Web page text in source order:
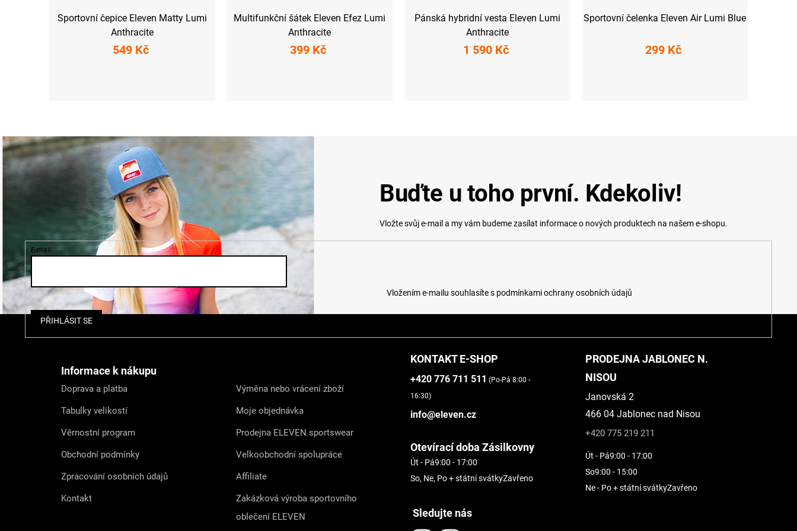
Sportovní čepice Eleven Matty Lumi
Anthracite
549 Kč
Multifunkční šátek Eleven Efez Lumi
Anthracite
399 Kč
Pánská hybridní vesta Eleven Lumi
Anthracite
1 590 Kč
Sportovní čelenka Eleven Air Lumi Blue
299 Kč
Buďte u toho první. Kdekoliv!
Vložte svůj e-mail a my vám budeme zasílat informace o nových produktech na našem e-shopu.
E-mail
Vložením e-mailu souhlasíte s podmínkami ochrany osobních údajů
PŘIHLÁSIT SE
Informace k nákupu
Doprava a platba
Tabulky velikostí
Věrnostní program
Obchodní podmínky
Zpracování osobních údajů
Kontakt
Výměna nebo vrácení zboží
Moje objednávka
Prodejna ELEVEN sportswear
Velkoobchodní spolupráce
Affiliate
Zakázková výroba sportovního
oblečení ELEVEN
KONTAKT E-SHOP
+420 776 711 511 (Po-Pá 8:00 -
16:30)
info@eleven.cz
Otevírací doba Zásilkovny
Út - Pá9:00 - 17:00
So, Ne, Po + státní svátkyZavřeno
Sledujte nás
PRODEJNA JABLONEC N.
NISOU
Janovská 2
466 04 Jablonec nad Nisou
+420 775 219 211
Út - Pá9:00 - 17:00
So9:00 - 15:00
Ne - Po + státní svátkyZavřeno